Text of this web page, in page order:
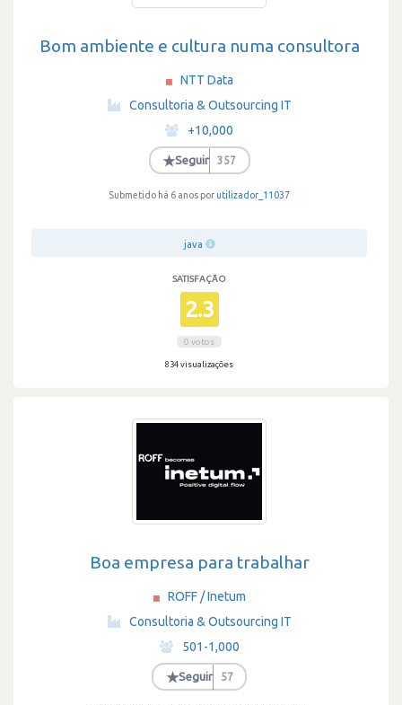
Bom ambiente e cultura numa consultora
NTT Data
·
Consultoria & Outsourcing IT
·
+10,000
·
★Seguir 357
Submetido há 6 anos por utilizador_11037
java
SATISFAÇÃO
2.3
0 votos
834 visualizações
Boa empresa para trabalhar
ROFF / Inetum
·
Consultoria & Outsourcing IT
·
501-1,000
·
★Seguir 57